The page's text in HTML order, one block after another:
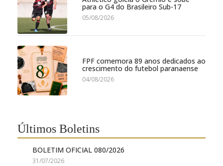
para o G4 do Brasileiro Sub-17
05/08/2026
FPF comemora 89 anos dedicados ao
crescimento do futebol paranaense
04/08/2026
Últimos Boletins
BOLETIM OFICIAL 080/2026
31/07/2026